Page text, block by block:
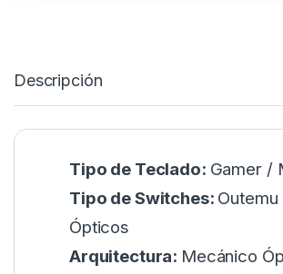
Descripción
Tipo de Teclado: Gamer /
Tipo de Switches: Outemu
Ópticos
Arquitectura: Mecánico